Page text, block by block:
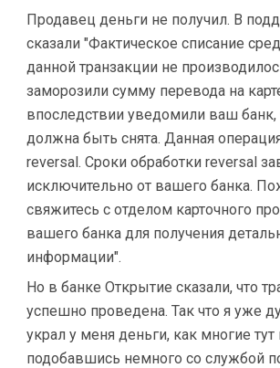
Продавец деньги не получил. В
сказали "Фактическое списание
данной транзакции не
заморозили сумму перевода на
впоследствии уведомили ваш банк,
должна быть снята. Данная
reversal. Сроки обработки reversal
исключительно от вашего банка.
свяжитесь с отделом карточного
вашего банка для получения
информации".
Но в банке Открытие сказали, что
успешно проведена. Так что я уже
украл у меня деньги, как многие
подобавшись немного со службой